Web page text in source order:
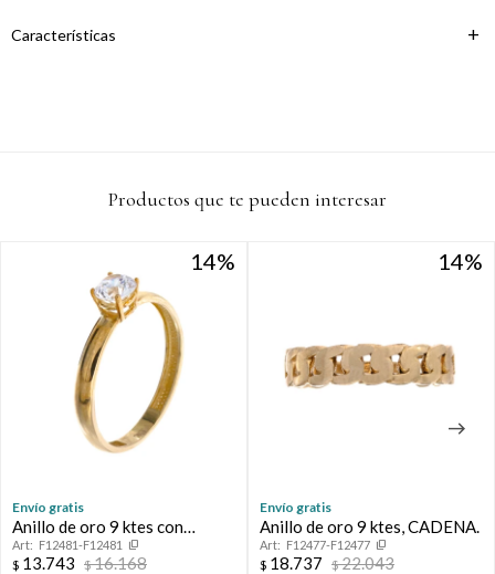
Características
Productos que te pueden interesar
14
14
Envío gratis
Anillo de oro 9 ktes con
circonias. CINTILLO.
F12481-F12481
$ 13.743 $16.168
14
14
Envío gratis
Anillo de oro 9 ktes, CADENA.
F12477-F12477
$ 18.737 $22.043